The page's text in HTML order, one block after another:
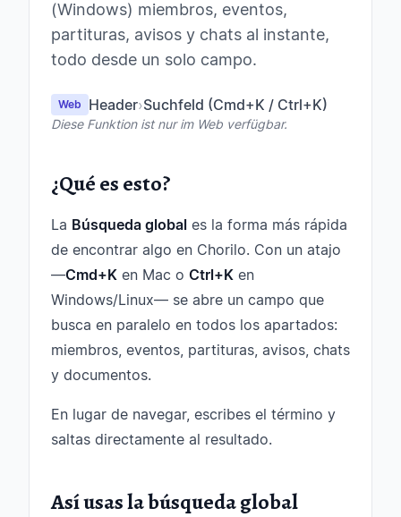
(Windows) miembros, eventos,
partituras, avisos y chats al instante,
todo desde un solo campo.
Web Header›Suchfeld (Cmd+K / Ctrl+K)
Diese Funktion ist nur im Web verfügbar.
¿Qué es esto?
La Búsqueda global es la forma más rápida
de encontrar algo en Chorilo. Con un atajo
—Cmd+K en Mac o Ctrl+K en
Windows/Linux— se abre un campo que
busca en paralelo en todos los apartados:
miembros, eventos, partituras, avisos, chats
y documentos.
En lugar de navegar, escribes el término y
saltas directamente al resultado.
Así usas la búsqueda global